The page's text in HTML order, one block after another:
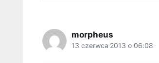
morpheus
13 czerwca 2013 o 06:08